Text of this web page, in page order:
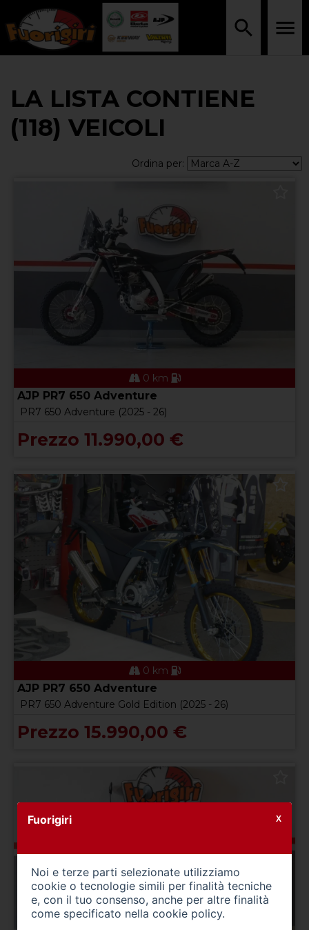
LA LISTA CONTIENE
(118) VEICOLI
Ordina per:
0 km
AJP PR7 650 Adventure
PR7 650 Adventure (2025 - 26)
Prezzo 11.990,00 €
0 km
AJP PR7 650 Adventure
PR7 650 Adventure Gold Edition (2025 - 26)
Prezzo 15.990,00 €
Fuorigiri
Noi e terze parti selezionate utilizziamo
cookie o tecnologie simili per finalità tecniche
e, con il tuo consenso, anche per altre finalità
come specificato nella cookie policy.
X